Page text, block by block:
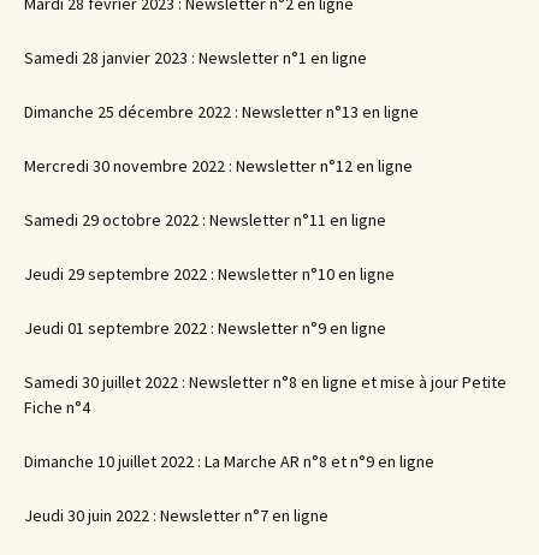
Samedi 28 janvier 2023 : Newsletter n°1 en ligne
Dimanche 25 décembre 2022 : Newsletter n°13 en ligne
Mercredi 30 novembre 2022 : Newsletter n°12 en ligne
Samedi 29 octobre 2022 : Newsletter n°11 en ligne
Jeudi 29 septembre 2022 : Newsletter n°10 en ligne
Jeudi 01 septembre 2022 : Newsletter n°9 en ligne
Samedi 30 juillet 2022 : Newsletter n°8 en ligne et mise à jour Petite
Fiche n°4
Dimanche 10 juillet 2022 : La Marche AR n°8 et n°9 en ligne
Jeudi 30 juin 2022 : Newsletter n°7 en ligne